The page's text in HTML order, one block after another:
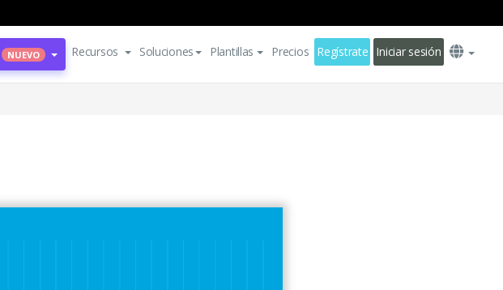
NUEVO Recursos Soluciones Plantillas Precios Regístrate Iniciar sesión